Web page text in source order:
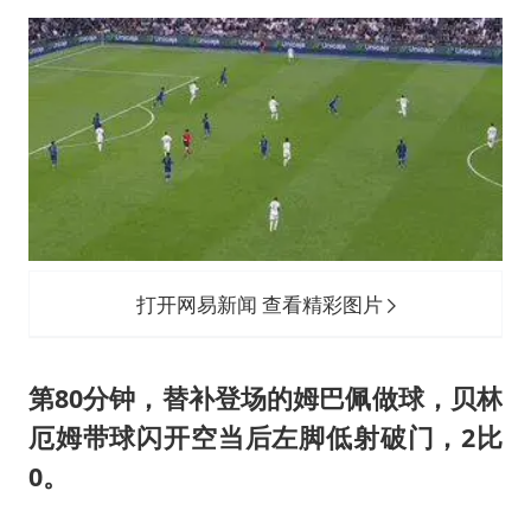
打开网易新闻 查看精彩图片
第80分钟，替补登场的姆巴佩做球，贝林
厄姆带球闪开空当后左脚低射破门，2比
0。